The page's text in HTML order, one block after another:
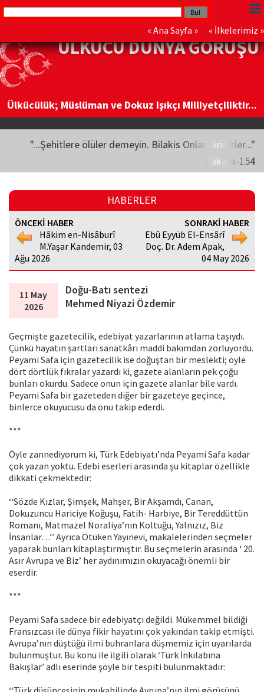
« Ana Sayfa » « İlkelerimiz »
ÜLKÜCÜ DÜNYA GÖRÜŞÜ
Ülkücülük; Müslüman ve Dokuz Işıkçı Milliyetçiliktir...
"...Şehitlere ölüler demeyin. Bilakis Onlar diridirler..."
Bakara-154
HABERLER
ÖNCEKİ HABER
Hâkim en-Nisâburî
M.Yaşar Kandemir, 03
Ağu 2026
SONRAKİ HABER
Ebû Eyyüb El-Ensârî
Doç. Dr. Adem Apak,
04 May 2026
11 May
2026
Doğu-Batı sentezi
Mehmed Niyazi Özdemir
Geçmişte gazetecilik, edebiyat yazarlarının atlama taşıydı.
Çünkü hayatın şartları sanatkârı maddi bakımdan zorluyordu.
Peyami Safa için gazetecilik ise doğuştan bir meslekti; öyle
dört dörtlük fıkralar yazardı ki, gazete alanların pek çoğu
bunları okurdu. Sadece onun için gazete alanlar bile vardı.
Peyami Safa bir gazeteden diğer bir gazeteye geçince,
binlerce okuyucusu da onu takip ederdi.
***
Öyle zannediyorum ki, Türk Edebiyatı’nda Peyami Safa kadar
çok yazan yoktu. Edebi eserleri arasında şu kitaplar özellikle
dikkati çekmektedir:
‘‘Sözde Kızlar, Şimşek, Mahşer, Bir Akşamdı, Canan,
Dokuzuncu Hariciye Koğuşu, Fatih- Harbiye, Bir Tereddüttün
Romanı, Matmazel Noraliya’nın Koltuğu, Yalnızız, Biz
İnsanlar…’’ Ayrıca Ötüken Yayınevi, makalelerinden seçmeler
yaparak bunları kitaplaştırmıştır. Bu seçmelerin arasında ‘ 20.
Asır Avrupa ve Biz’ her aydınımızın okuyacağı önemli bir
eserdir.
***
Peyami Safa sadece bir edebiyatçı değildi. Mükemmel bildiği
Fransızcası ile dünya fikir hayatını çok yakından takip etmişti.
Avrupa’nın düştüğü ilmi buhranlara düşmemiz için uyarılarda
bulunmuştur. Bu konu ile ilgili olarak ‘Türk İnkılabına
Bakışlar’ adlı eserinde şöyle bir tespiti bulunmaktadır: